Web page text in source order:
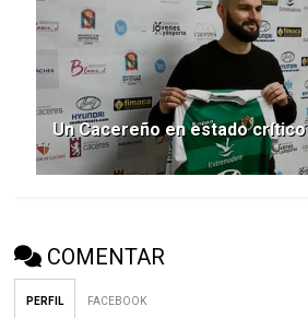
Un Cacereño en estado crítico
COMENTAR
PERFIL FACEBOOK